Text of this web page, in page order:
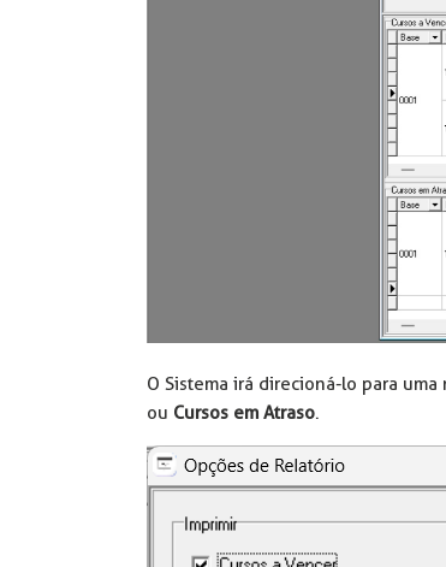
O Sistema irá direcioná-lo para
ou Cursos em Atraso.